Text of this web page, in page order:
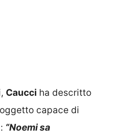
Caucci ha descritto
capace di
“Noemi sa